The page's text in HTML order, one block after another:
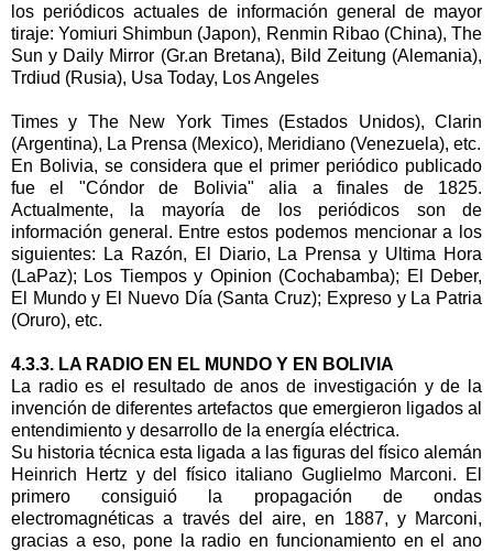
los periódicos actuales de información general de mayor
tiraje: Yomiuri Shimbun (Japon), Renmin Ribao (China), The
Sun y Daily Mirror (Gr.an Bretana), Bild Zeitung (Alemania),
Trdiud (Rusia), Usa Today, Los Angeles
Times y The New York Times (Estados Unidos), Clarin
(Argentina), La Prensa (Mexico), Meridiano (Venezuela), etc.
En Bolivia, se considera que el primer periódico publicado
fue el "Cóndor de Bolivia" alia a finales de 1825.
Actualmente, la mayoría de los periódicos son de
información general. Entre estos podemos mencionar a los
siguientes: La Razón, El Diario, La Prensa y Ultima Hora
(LaPaz); Los Tiempos y Opinion (Cochabamba); El Deber,
El Mundo y El Nuevo Día (Santa Cruz); Expreso y La Patria
(Oruro), etc.
4.3.3. LA RADIO EN EL MUNDO Y EN BOLIVIA
La radio es el resultado de anos de investigación y de la
invención de diferentes artefactos que emergieron ligados al
entendimiento y desarrollo de la energía eléctrica.
Su historia técnica esta ligada a las figuras del físico alemán
Heinrich Hertz y del físico italiano Guglielmo Marconi. El
primero consiguió la propagación de ondas
electromagnéticas a través del aire, en 1887, y Marconi,
gracias a eso, pone la radio en funcionamiento en el ano